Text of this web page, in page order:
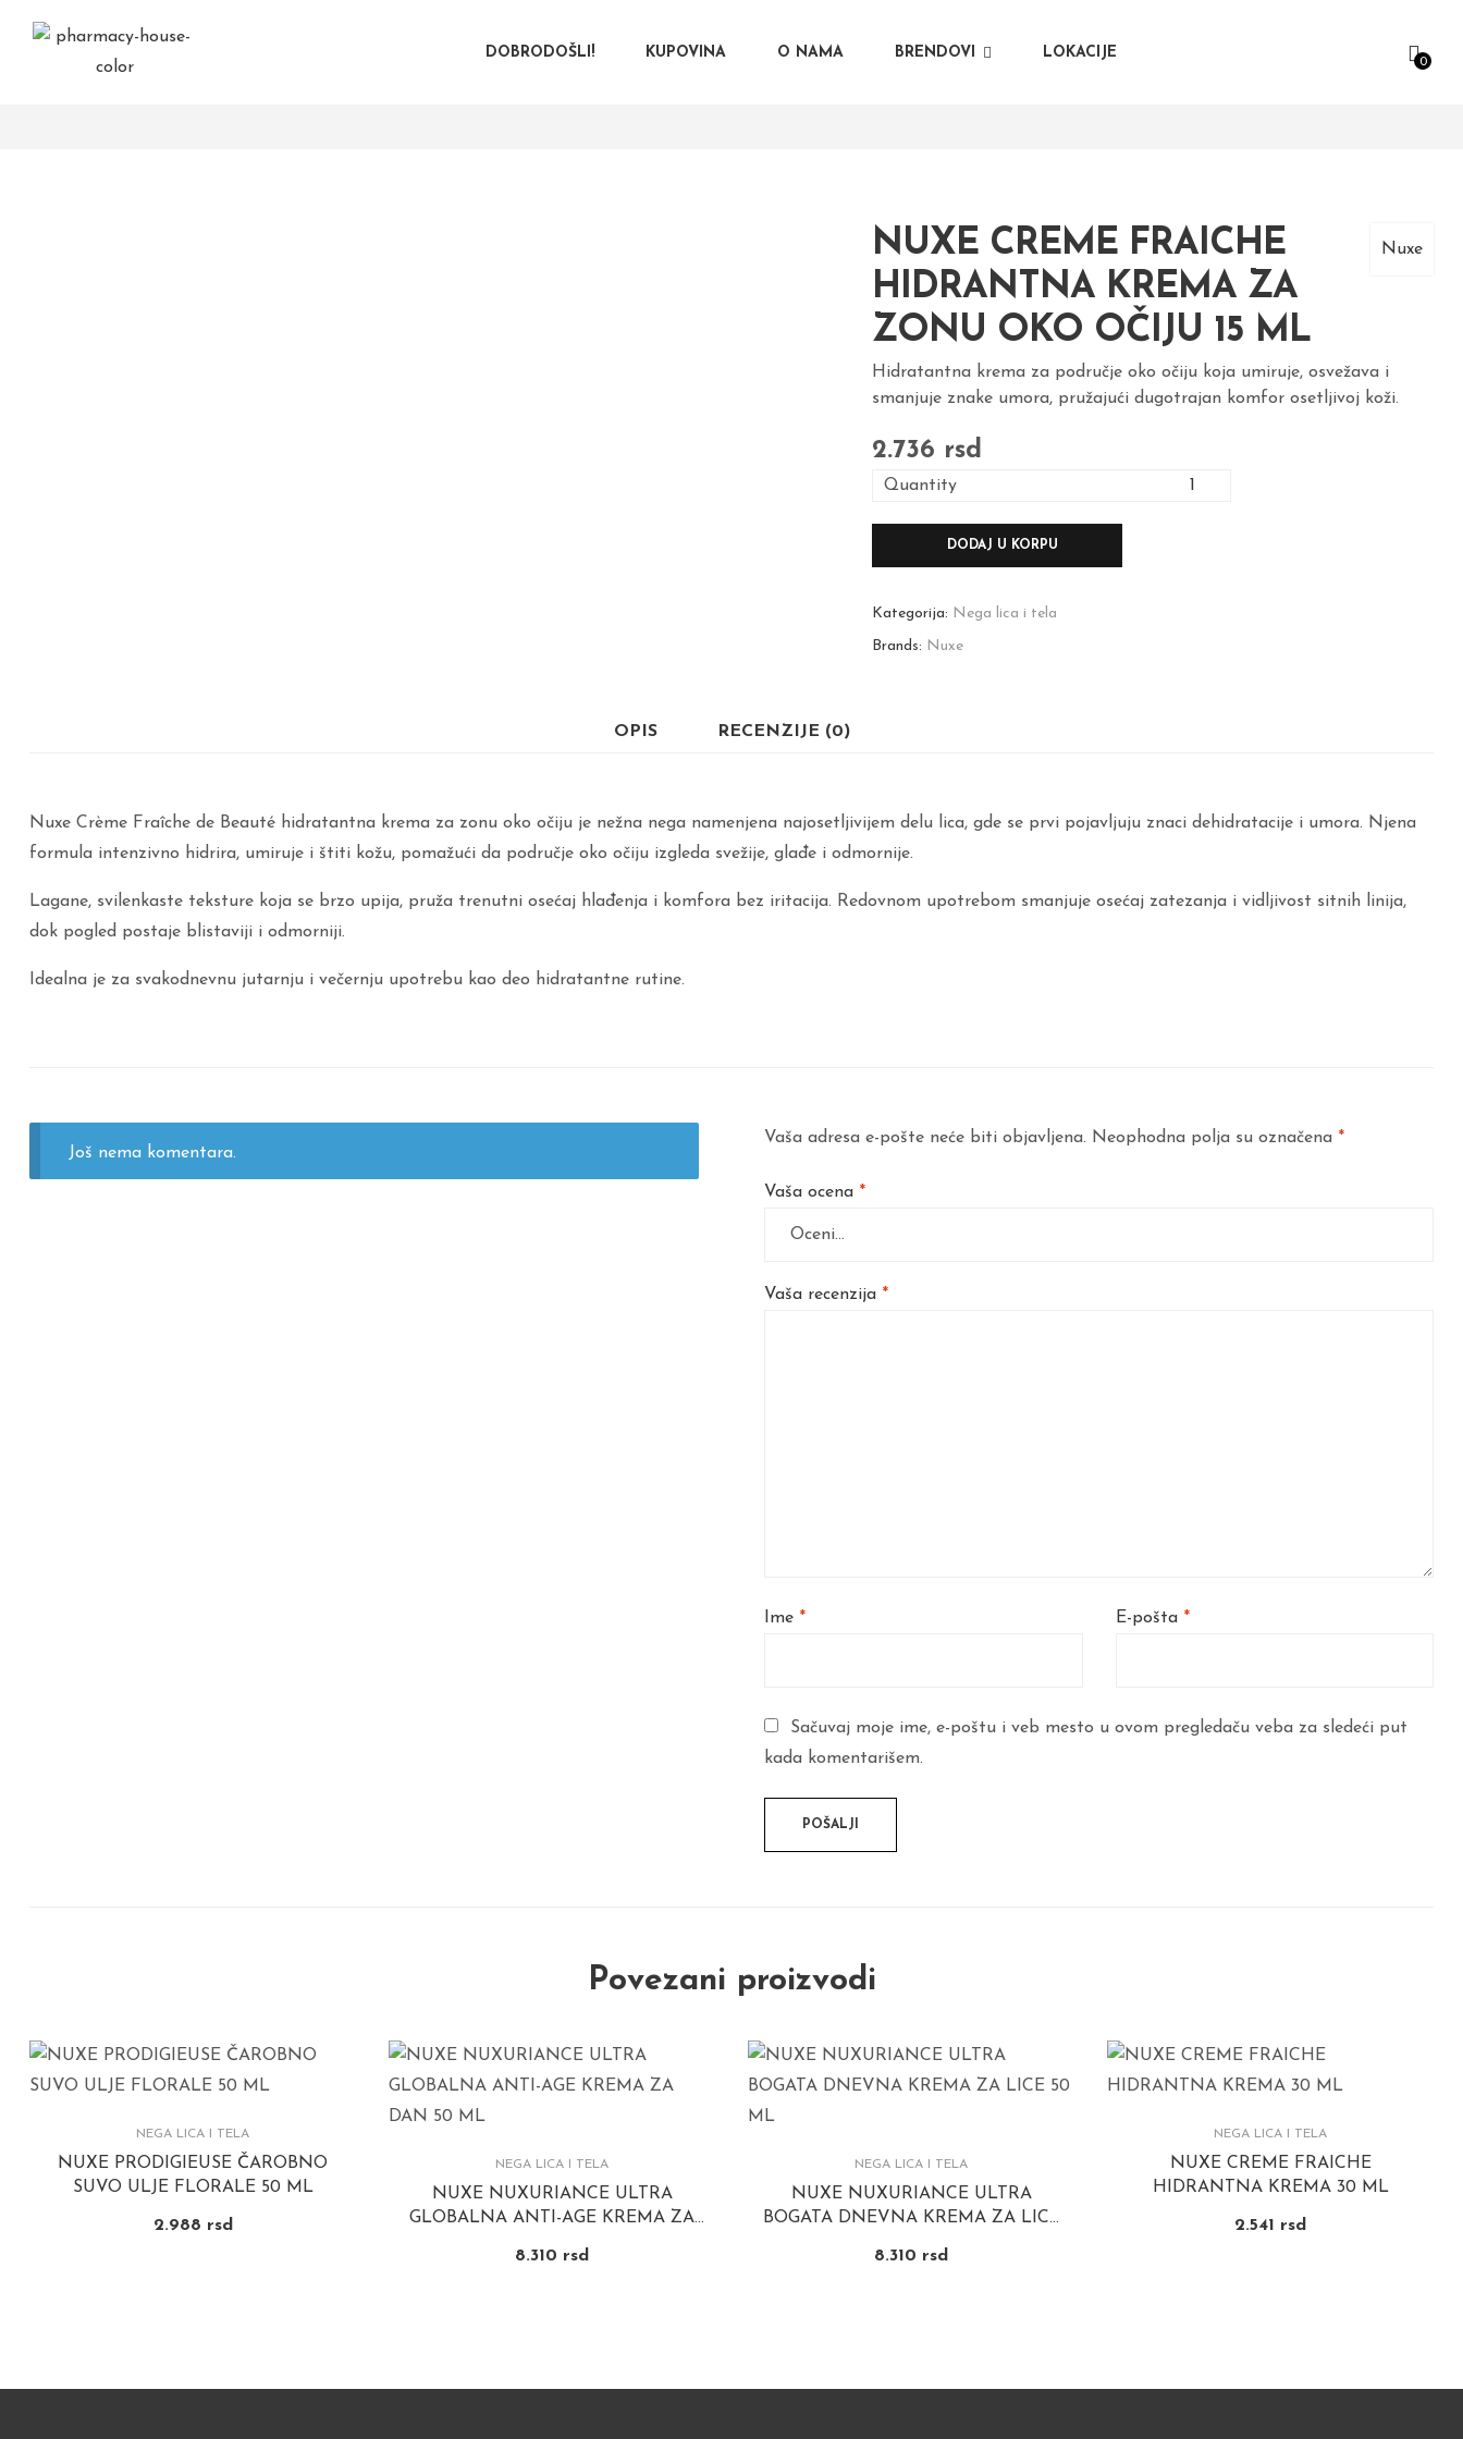
DOBRODOŠLI! KUPOVINA O NAMA BRENDOVI LOKACIJE
0
Nuxe
NUXE CREME FRAICHE
HIDRANTNA KREMA ZA
ZONU OKO OČIJU 15 ML
Hidratantna krema za područje oko očiju koja umiruje, osvežava i
smanjuje znake umora, pružajući dugotrajan komfor osetljivoj koži.
2.736 rsd
Quantity
DODAJ U KORPU
Kategorija: Nega lica i tela
Brands: Nuxe
OPIS RECENZIJE (0)
Nuxe Crème Fraîche de Beauté hidratantna krema za zonu oko očiju je nežna nega namenjena najosetljivijem delu lica, gde se prvi pojavljuju znaci dehidratacije i umora. Njena
formula intenzivno hidrira, umiruje i štiti kožu, pomažući da područje oko očiju izgleda svežije, glađe i odmornije.
Lagane, svilenkaste teksture koja se brzo upija, pruža trenutni osećaj hlađenja i komfora bez iritacija. Redovnom upotrebom smanjuje osećaj zatezanja i vidljivost sitnih linija,
dok pogled postaje blistaviji i odmorniji.
Idealna je za svakodnevnu jutarnju i večernju upotrebu kao deo hidratantne rutine.
Još nema komentara.
Vaša adresa e-pošte neće biti objavljena. Neophodna polja su označena *
Vaša ocena *
Vaša recenzija *
Ime * E-pošta *
Sačuvaj moje ime, e-poštu i veb mesto u ovom pregledaču veba za sledeći put
kada komentarišem.
Povezani proizvodi
NEGA LICA I TELA
NUXE PRODIGIEUSE ČAROBNO
SUVO ULJE FLORALE 50 ML
2.988 rsd
NEGA LICA I TELA
NUXE NUXURIANCE ULTRA
GLOBALNA ANTI-AGE KREMA ZA
8.310 rsd
NEGA LICA I TELA
NUXE NUXURIANCE ULTRA
BOGATA DNEVNA KREMA ZA LICE
8.310 rsd
NEGA LICA I TELA
NUXE CREME FRAICHE
HIDRANTNA KREMA 30 ML
2.541 rsd